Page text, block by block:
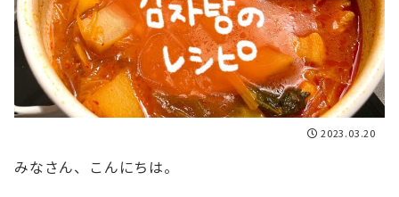
2023.03.20
みなさん、こんにちは。